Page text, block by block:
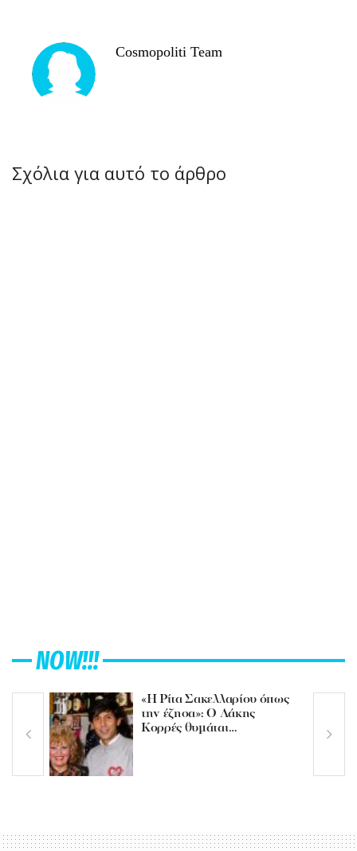
Cosmopoliti Team
Σχόλια για αυτό το άρθρο
NOW!!!
«Η Ρίτα Σακελλαρίου όπως
την έζησα»: Ο Λάκης
Κορρές θυμάται…